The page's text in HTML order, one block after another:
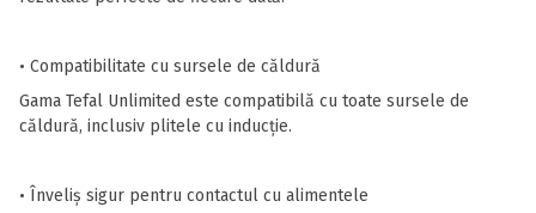
• Compatibilitate cu sursele de căldură
Gama Tefal Unlimited este compatibilă cu toate sursele de
căldură, inclusiv plitele cu inducție.
• Înveliș sigur pentru contactul cu alimentele